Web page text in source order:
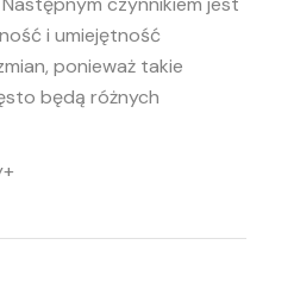
i umiejętność
ponieważ takie
będą różnych